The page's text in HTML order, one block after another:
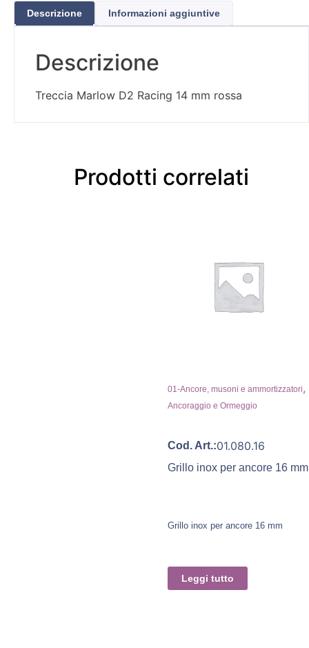
Descrizione Informazioni aggiuntive
Descrizione
Treccia Marlow D2 Racing 14 mm rossa
Prodotti correlati
01-Ancore, musoni e ammortizzatori,
Ancoraggio e Ormeggio
Cod. Art.:01.080.16
Grillo inox per ancore 16 mm
Grillo inox per ancore 16 mm
Leggi tutto